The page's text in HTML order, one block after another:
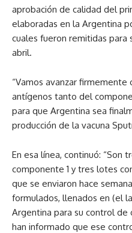
aprobación de calidad del
elaboradas en la Argentina
cuales fueron remitidas para
abril.
“Vamos avanzar
antígenos tanto del
para que Argentina sea
producción de la vacuna
En esa línea, continuó: “Son
componente 1 y tres lotes
que se enviaron hace
formulados, llenados en (el
Argentina para su control de
han informado que ese